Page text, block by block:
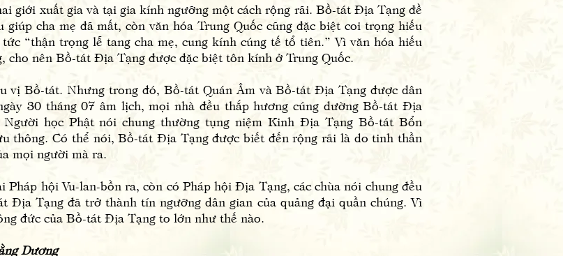
xuất gia và tại gia kính ngưỡng một cách rộng rãi. Bồ-tát Địa Tạng đề
cha mẹ đã mất, còn văn hóa Trung Quốc cũng đặc biệt coi trọng hiếu
“thận trọng lễ tang cha mẹ, cung kính cúng tế tổ tiên.” Vì văn hóa hiếu
cho nên Bồ-tát Địa Tạng được đặc biệt tôn kính ở Trung Quốc.
Bồ-tát. Nhưng trong đó, Bồ-tát Quán Âm và Bồ-tát Địa Tạng được dân
30 tháng 07 âm lịch, mọi nhà đều thắp hương cúng dường Bồ-tát Địa
học Phật nói chung thường tụng niệm Kinh Địa Tạng Bồ-tát Bổn
thông. Có thể nói, Bồ-tát Địa Tạng được biết đến rộng rãi là do tinh thần
mọi người mà ra.
hội Vu-lan-bồn ra, còn có Pháp hội Địa Tạng, các chùa nói chung đều
Địa Tạng đã trở thành tín ngưỡng dân gian của quảng đại quần chúng. Vì
đức của Bồ-tát Địa Tạng to lớn như thế nào.
Dương